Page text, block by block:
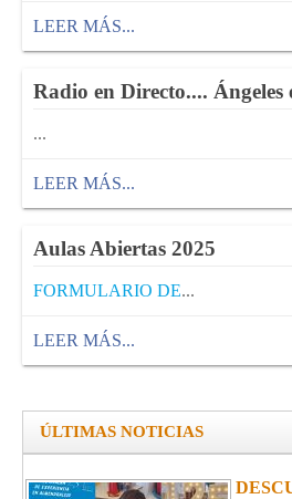
LEER MÁS...
Radio en Directo.... Ángeles
...
LEER MÁS...
Aulas Abiertas 2025
FORMULARIO DE...
LEER MÁS...
ÚLTIMAS NOTICIAS